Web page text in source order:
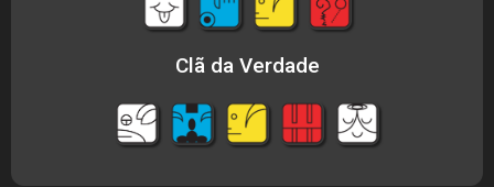
Clã da Verdade